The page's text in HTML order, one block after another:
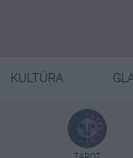
KULTÚRA